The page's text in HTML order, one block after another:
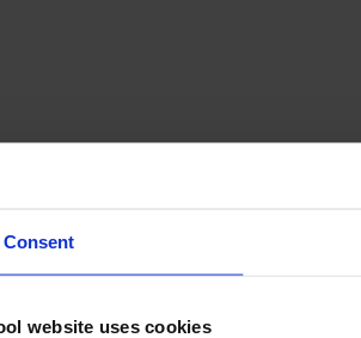
Consent
website uses cookies